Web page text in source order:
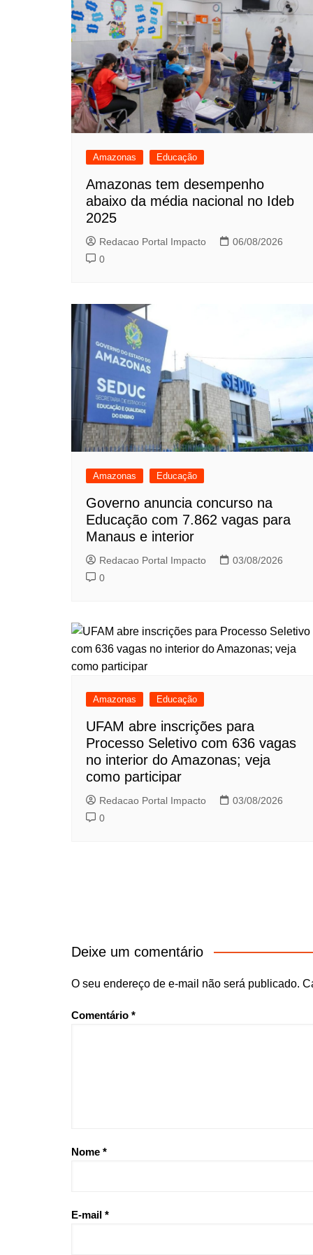
Amazonas Educação
Amazonas tem desempenho
abaixo da média nacional no Ideb
2025
Redacao Portal Impacto
06/08/2026
0
Amazonas Educação
Governo anuncia concurso na
Educação com 7.862 vagas para
Manaus e interior
Redacao Portal Impacto
03/08/2026
0
Amazonas Educação
UFAM abre inscrições para
Processo Seletivo com 636 vagas
no interior do Amazonas; veja
como participar
Redacao Portal Impacto
03/08/2026
0
Deixe um comentário
O seu endereço de e-mail não será publicado.
Comentário *
Nome *
E-mail *